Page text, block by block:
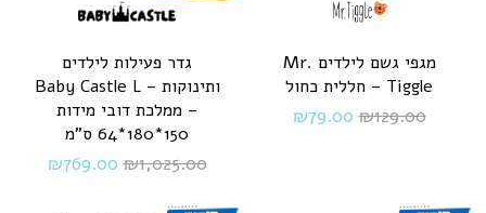
מגפי גשם לילדים Mr.
Tiggle – חללית כחול
₪129.00
₪79.00
גדר פעילות לילדים
ותינוקות – Baby Castle L
– ממלכת דובי מידות
150*180*64 ס"מ
₪1,025.00
₪769.00